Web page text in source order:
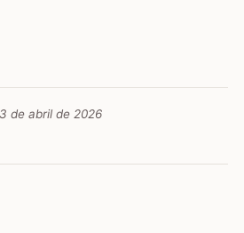
de abril de 2026